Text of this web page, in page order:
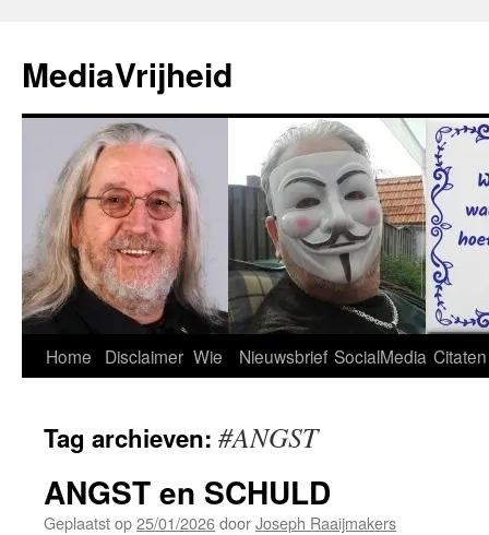
de
inhoud
MediaVrijheid
Home Disclaimer Wie Nieuwsbrief SocialMedia Citaten
Tag archieven: #ANGST
ANGST en SCHULD
Geplaatst op25/01/2026doorJoseph Raaijmakers